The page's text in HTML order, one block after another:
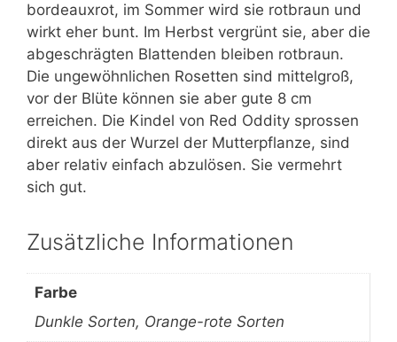
bordeauxrot, im Sommer wird sie rotbraun und
wirkt eher bunt. Im Herbst vergrünt sie, aber die
abgeschrägten Blattenden bleiben rotbraun.
Die ungewöhnlichen Rosetten sind mittelgroß,
vor der Blüte können sie aber gute 8 cm
erreichen. Die Kindel von Red Oddity sprossen
direkt aus der Wurzel der Mutterpflanze, sind
aber relativ einfach abzulösen. Sie vermehrt
sich gut.
Zusätzliche Informationen
Farbe
Dunkle Sorten, Orange-rote Sorten